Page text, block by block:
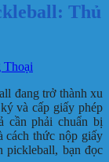
Thủ
Thoại
đang trở thành xu
và cấp giấy phép
cần phải chuẩn bị
cách thức nộp giấy
pickleball, bạn đọc